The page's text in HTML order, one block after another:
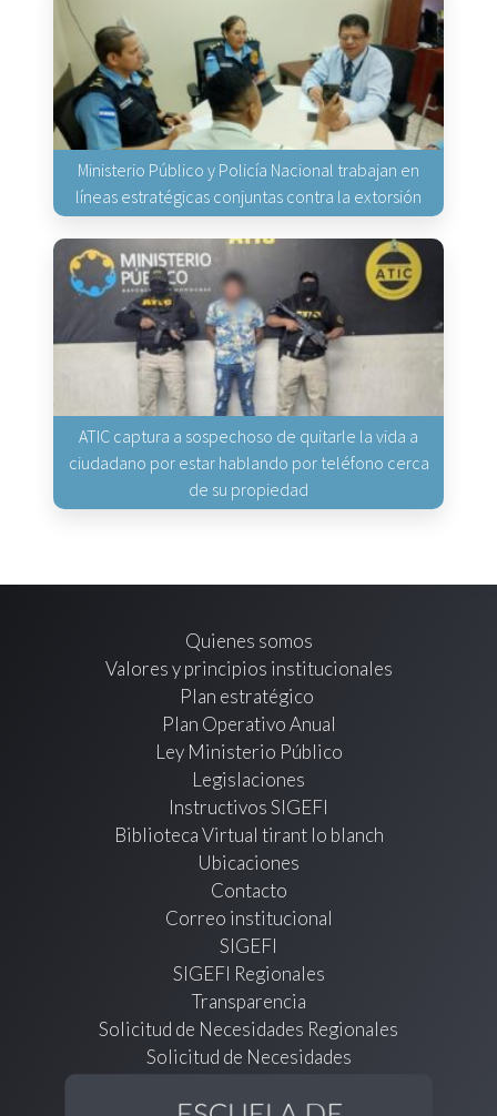
Ministerio Público y Policía Nacional trabajan en
líneas estratégicas conjuntas contra la extorsión
ATIC captura a sospechoso de quitarle la vida a
ciudadano por estar hablando por teléfono cerca
de su propiedad
Quienes somos
Valores y principios institucionales
Plan estratégico
Plan Operativo Anual
Ley Ministerio Público
Legislaciones
Instructivos SIGEFI
Biblioteca Virtual tirant lo blanch
Ubicaciones
Contacto
Correo institucional
SIGEFI
SIGEFI Regionales
Transparencia
Solicitud de Necesidades Regionales
Solicitud de Necesidades